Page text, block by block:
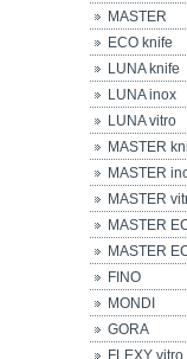
MASTER
ECO knife
LUNA knife
LUNA inox
LUNA vitro
MASTER
MASTER
MASTER
MASTER
MASTER
FINO
MONDI
GORA
FLEXY vitro